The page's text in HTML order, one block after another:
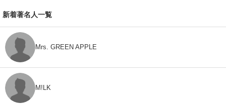
新着著名人一覧
Mrs. GREEN APPLE
M!LK